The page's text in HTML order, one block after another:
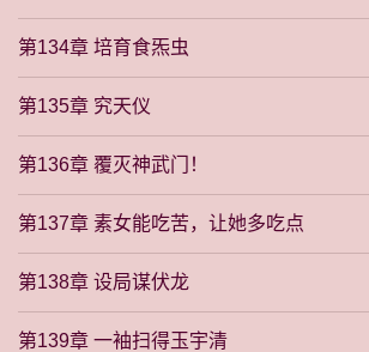
第134章 培育食炁虫
第135章 究天仪
第136章 覆灭神武门！
第137章 素女能吃苦，让她多吃点
第138章 设局谋伏龙
第139章 一袖扫得玉宇清